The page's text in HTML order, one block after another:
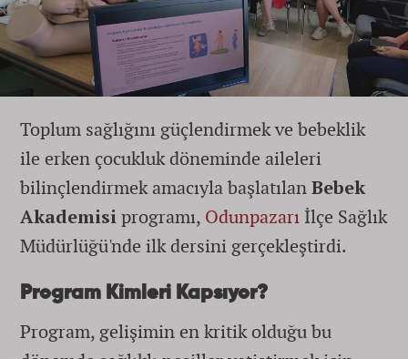
Toplum sağlığını güçlendirmek ve bebeklik
ile erken çocukluk döneminde aileleri
bilinçlendirmek amacıyla başlatılanBebek
Akademisiprogramı, Odunpazarı İlçe Sağlık
Müdürlüğü'nde ilk dersini gerçekleştirdi.
Program Kimleri Kapsıyor?
Program, gelişimin en kritik olduğu bu